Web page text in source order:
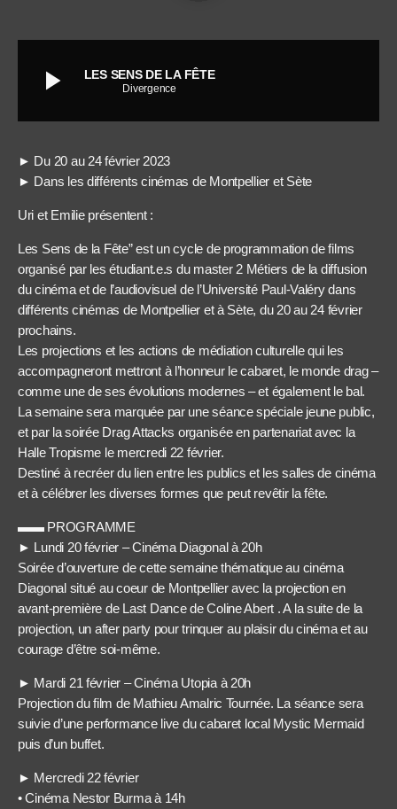
play_arrow LES SENS DE LA FÊTE
Divergence
► Du 20 au 24 février 2023
► Dans les différents cinémas de Montpellier et Sète
Uri et Emilie présentent :
Les Sens de la Fête” est un cycle de programmation de films
organisé par les étudiant.e.s du master 2 Métiers de la diffusion
du cinéma et de l’audiovisuel de l’Université Paul-Valéry dans
différents cinémas de Montpellier et à Sète, du 20 au 24 février
prochains.
Les projections et les actions de médiation culturelle qui les
accompagneront mettront à l’honneur le cabaret, le monde drag –
comme une de ses évolutions modernes – et également le bal.
La semaine sera marquée par une séance spéciale jeune public,
et par la soirée Drag Attacks organisée en partenariat avec la
Halle Tropisme le mercredi 22 février.
Destiné à recréer du lien entre les publics et les salles de cinéma
et à célébrer les diverses formes que peut revêtir la fête.
▬▬ PROGRAMME
► Lundi 20 février – Cinéma Diagonal à 20h
Soirée d’ouverture de cette semaine thématique au cinéma
Diagonal situé au coeur de Montpellier avec la projection en
avant-première de Last Dance de Coline Abert . A la suite de la
projection, un after party pour trinquer au plaisir du cinéma et au
courage d’être soi-même.
► Mardi 21 février – Cinéma Utopia à 20h
Projection du film de Mathieu Amalric Tournée. La séance sera
suivie d’une performance live du cabaret local Mystic Mermaid
puis d’un buffet.
► Mercredi 22 février
• Cinéma Nestor Burma à 14h